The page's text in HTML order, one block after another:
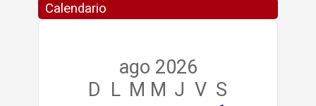
Calendario
ago 2026
D L M M J V S